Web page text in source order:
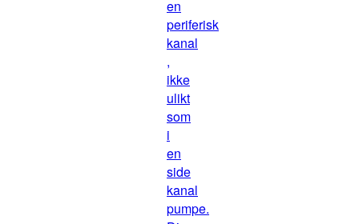
en
periferisk
kanal
,
ikke
ulikt
som
i
en
side
kanal
pumpe.